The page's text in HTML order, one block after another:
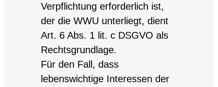
Verpflichtung erforderlich ist,
der die WWU unterliegt, dient
Art. 6 Abs. 1 lit. c DSGVO als
Rechtsgrundlage.
Für den Fall, dass
lebenswichtige Interessen der